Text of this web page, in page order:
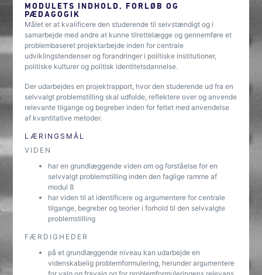
MODULETS INDHOLD, FORLØB OG
PÆDAGOGIK
Målet er at kvalificere den studerende til selvstændigt og i
samarbejde med andre at kunne tilrettelægge og gennemføre et
problembaseret projektarbejde inden for centrale
udviklingstendenser og forandringer i politiske institutioner,
politiske kulturer og politisk identitetsdannelse.
Der udarbejdes en projektrapport, hvor den studerende ud fra en
selvvalgt problemstilling skal udfolde, reflektere over og anvende
relevante tilgange og begreber inden for feltet med anvendelse
af kvantitative metoder.
LÆRINGSMÅL
VIDEN
har en grundlæggende viden om og forståelse for en
selvvalgt problemstilling inden den faglige ramme af
modul 8
har viden til at identificere og argumentere for centrale
tilgange, begreber og teorier i forhold til den selvvalgte
problemstilling
FÆRDIGHEDER
på et grundlæggende niveau kan udarbejde en
videnskabelig problemformulering, herunder argumentere